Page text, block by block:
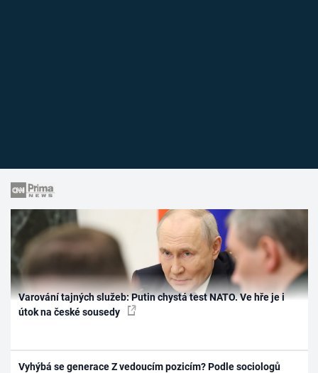
Varování tajných služeb: Putin chystá test NATO. Ve hře je i
útok na české sousedy
Vyhýbá se generace Z vedoucím pozicím? Podle sociologů